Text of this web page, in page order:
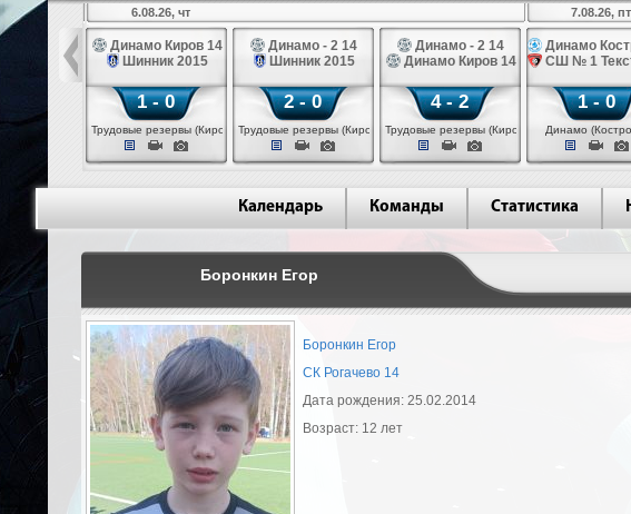
белые 14
6.08.26, чт
Динамо Киров 14
Шинник 2015
1 - 0
Трудовые резервы (Киров)
Динамо - 2 14
Шинник 2015
2 - 0
Трудовые резервы (Киров)
Динамо - 2 14
Динамо Киров 14
4 - 2
Трудовые резервы (Киров)
7.08.26, пт
Динамо
СШ № 1
1 - 0
Динамо
Календарь Команды Статистика
Боронкин Егор
Боронкин Егор
СК Рогачево 14
Дата рождения: 25.02.2014
Возраст: 12 лет